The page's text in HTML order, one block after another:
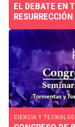
EL DEBATE EN
CIENCIA Y